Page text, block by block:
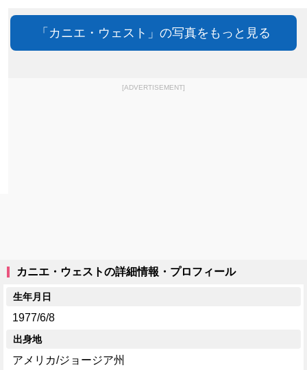
「カニエ・ウェスト」の写真をもっと見る
[ADVERTISEMENT]
カニエ・ウェストの詳細情報・プロフィール
生年月日
1977/6/8
出身地
アメリカ/ジョージア州